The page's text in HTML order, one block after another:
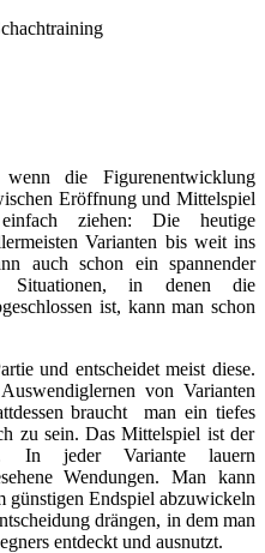
die Figurenentwicklung
Eröffnung und Mittelspiel
ziehen: Die heutige
Varianten bis weit ins
auch schon ein spannender
in denen die
ist, kann man schon
und entscheidet meist diese.
von Varianten
braucht man ein tiefes
zu sein. Das Mittelspiel ist der
In jeder Variante lauern
Wendungen. Man kann
günstigen Endspiel abzuwickeln
drängen, in dem man
entdeckt und ausnutzt.